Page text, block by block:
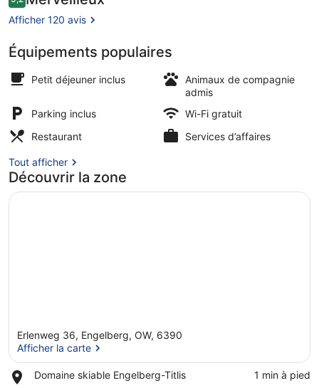
Détail de l’extérieur
voyageurs
9,2 sur 10
Afficher 120 avis
Équipements populaires
Petit déjeuner inclus
Animaux de compagnie
admis
Parking inclus
Wi-Fi gratuit
Restaurant
Services d’affaires
Tout afficher
Découvrir la zone
Erlenweg 36, Engelberg, OW, 6390
Afficher la carte
Domaine skiable Engelberg-Titlis
Place,
‪1 min à pied‬